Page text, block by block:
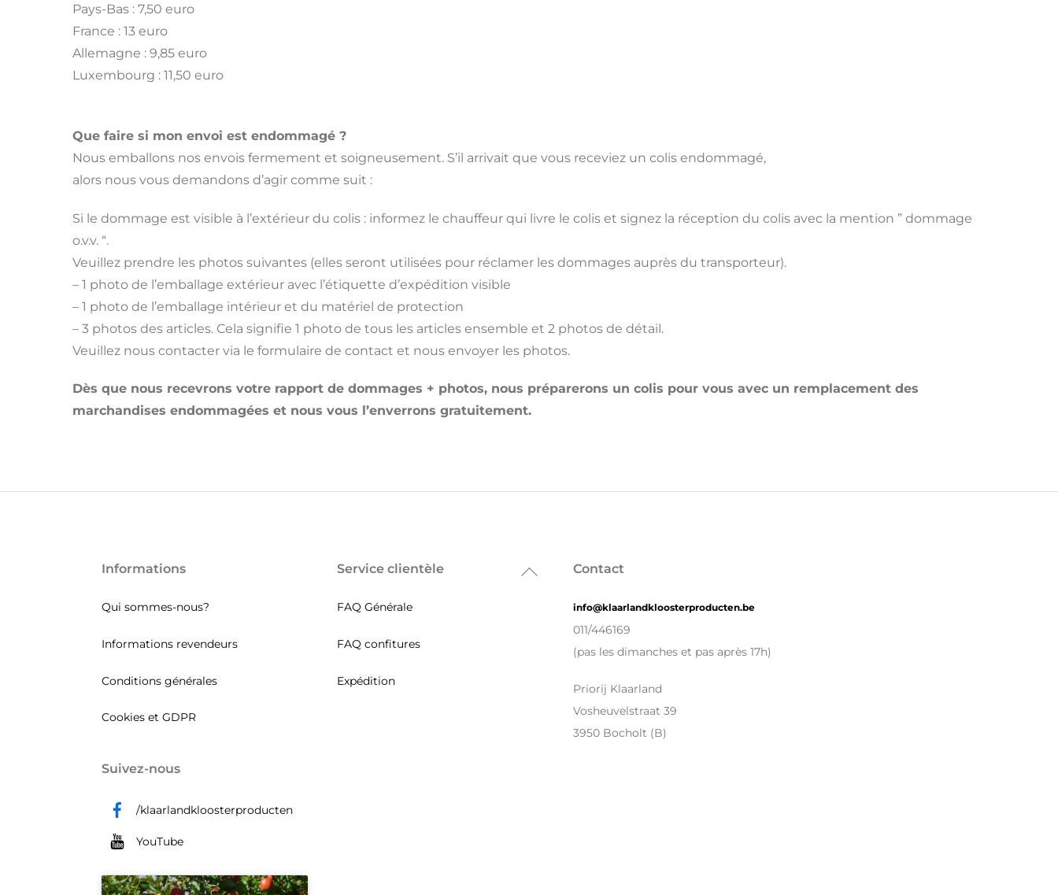
Pays-Bas : 7,50 euro
France : 13 euro
Allemagne : 9,85 euro
Luxembourg : 11,50 euro
Que faire si mon envoi est endommagé ?
Nous emballons nos envois fermement et soigneusement. S’il arrivait que vous receviez un colis endommagé,
alors nous vous demandons d’agir comme suit :
Si le dommage est visible à l’extérieur du colis : informez le chauffeur qui livre le colis et signez la réception du colis avec la mention ” dommage
o.v.v. “.
Veuillez prendre les photos suivantes (elles seront utilisées pour réclamer les dommages auprès du transporteur).
– 1 photo de l’emballage extérieur avec l’étiquette d’expédition visible
– 1 photo de l’emballage intérieur et du matériel de protection
– 3 photos des articles. Cela signifie 1 photo de tous les articles ensemble et 2 photos de détail.
Veuillez nous contacter via le formulaire de contact et nous envoyer les photos.
Dès que nous recevrons votre rapport de dommages + photos, nous préparerons un colis pour vous avec un remplacement des
marchandises endommagées et nous vous l’enverrons gratuitement.
Back
Informations
Qui sommes-nous?
Informations revendeurs
Conditions générales
Cookies et GDPR
Service clientèle
FAQ Générale
FAQ confitures
Expédition
Contact
info@klaarlandkloosterproducten.be
011/446169
(pas les dimanches et pas après 17h)
Priorij Klaarland
Vosheuvelstraat 39
3950 Bocholt (B)
Suivez-nous
/klaarlandkloosterproducten
YouTube